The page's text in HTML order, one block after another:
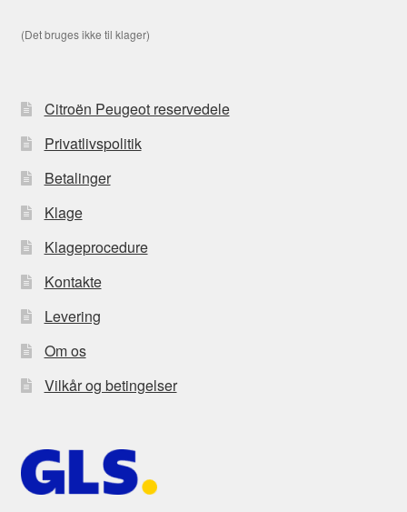
(Det bruges ikke til klager)
Citroën Peugeot reservedele
Privatlivspolitik
Betalinger
Klage
Klageprocedure
Kontakte
Levering
Om os
Vilkår og betingelser